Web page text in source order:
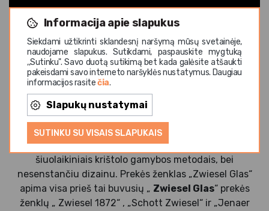
Informacija apie slapukus
Siekdami užtikrinti sklandesnį naršymą mūsų svetainėje,
naudojame slapukus. Sutikdami, paspauskite mygtuką
,,Sutinku". Savo duotą sutikimą bet kada galėsite atšaukti
pakeisdami savo interneto naršyklės nustatymus. Daugiau
informacijos rasitečia.
Slapukų nustatymai
SUTINKU SU VISAIS SLAPUKAIS
Zwiesel Glas ” – jau 150+ metų yra neįveikiamas
lyderis krištolo gamyboje. Kompanija bendradarbiauja
su žymiausiais restoranais, pripažintais dizaineriais ir
savo gamyboje sujungia inovatyvias medžiagas su
šiuolaikiniais krištolo gamybos metodais, bei
nesenstančiu dizainu. Prekės ženklas „Zwiesel Glas“
apima visa prieš tai buvusių „ Zwiesel Glas“ prekės
ženklų „ Zwiesel 1872“ , „Schott Zwiesel“ ir „Jenaer